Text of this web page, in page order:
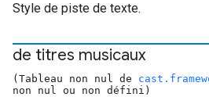
Style de piste de texte.
de titres musicaux
(Tableau non nul de
non nul ou non défini)